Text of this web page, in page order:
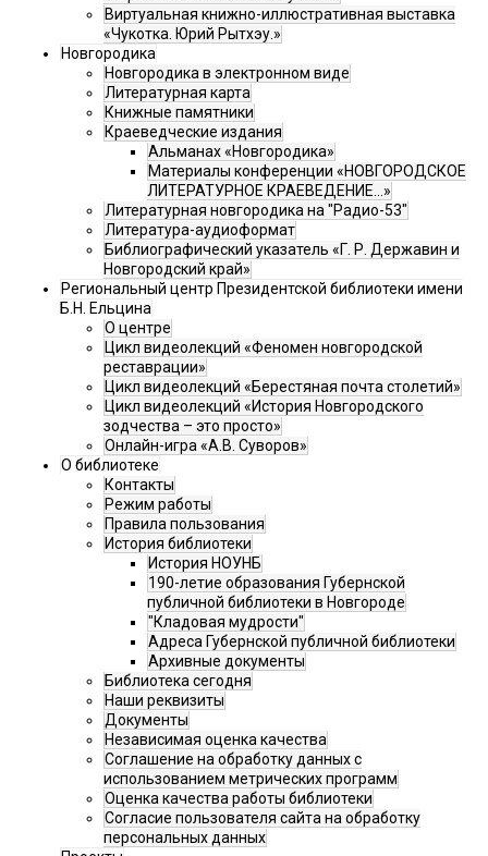
Виртуальная книжно-иллюстративная выставка
«Чукотка. Юрий Рытхэу.»
Новгородика
Новгородика в электронном виде
Литературная карта
Книжные памятники
Краеведческие издания
Альманах «Новгородика»
Материалы конференции «НОВГОРОДСКОЕ
ЛИТЕРАТУРНОЕ КРАЕВЕДЕНИЕ...»
Литературная новгородика на "Радио-53"
Литература-аудиоформат
Библиографический указатель «Г. Р. Державин и
Новгородский край»
Региональный центр Президентской библиотеки имени
Б.Н. Ельцина
О центре
Цикл видеолекций «Феномен новгородской
реставрации»
Цикл видеолекций «Берестяная почта столетий»
Цикл видеолекций «История Новгородского
зодчества – это просто»
Онлайн-игра «А.В. Суворов»
О библиотеке
Контакты
Режим работы
Правила пользования
История библиотеки
История НОУНБ
190-летие образования Губернской
публичной библиотеки в Новгороде
"Кладовая мудрости"
Адреса Губернской публичной библиотеки
Архивные документы
Библиотека сегодня
Наши реквизиты
Документы
Независимая оценка качества
Соглашение на обработку данных с
использованием метрических программ
Оценка качества работы библиотеки
Согласие пользователя сайта на обработку
персональных данных